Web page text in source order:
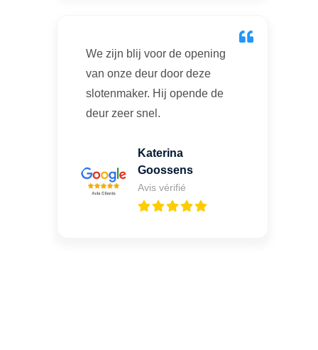
We zijn blij voor de opening
van onze deur door deze
slotenmaker. Hij opende de
deur zeer snel.
Katerina
Goossens
Avis vérifié